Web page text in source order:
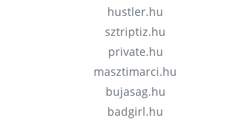
hustler.hu
sztriptiz.hu
private.hu
masztimarci.hu
bujasag.hu
badgirl.hu